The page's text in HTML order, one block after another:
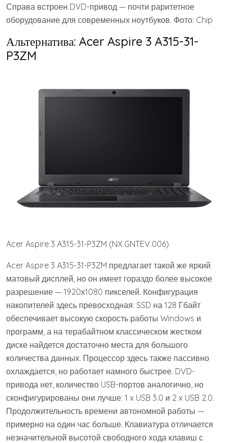
Справа встроен DVD-привод — почти раритетное
оборудование для современных ноутбуков. Фото: Chip
Альтернатива: Acer Aspire 3 A315-31-
P3ZM
Acer Aspire 3 A315-31-P3ZM (NX.GNTEV.006)
Acer Aspire 3 A315-31-P3ZM предлагает такой же яркий
матовый дисплей, но он имеет гораздо более высокое
разрешение — 1920х1080 пикселей. Конфигурация
накопителей здесь превосходная: SSD на 128 Гбайт
обеспечивает высокую скорость работы Windows и
программ, а на терабайтном классическом жестком
диске найдется достаточно места для большого
количества данных. Процессор здесь также пассивно
охлаждается, но работает намного быстрее. DVD-
привода нет, количество USB-портов аналогично, но
сконфигурированы они лучше: 1 x USB 3.0 и 2 x USB 2.0.
Продолжительность времени автономной работы —
примерно на один час больше. Клавиатура отличается
незначительной высотой свободного хода клавиш с